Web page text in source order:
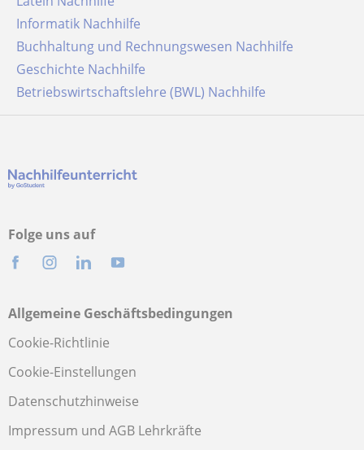
Informatik Nachhilfe
Buchhaltung und Rechnungswesen Nachhilfe
Geschichte Nachhilfe
Betriebswirtschaftslehre (BWL) Nachhilfe
Folge uns auf
Allgemeine Geschäftsbedingungen
Cookie-Richtlinie
Cookie-Einstellungen
Datenschutzhinweise
Impressum und AGB Lehrkräfte